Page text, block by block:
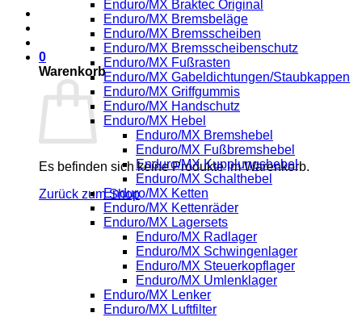
0
Warenkorb
Es befinden sich keine Produkte im Warenkorb.
Zurück zum Shop
Enduro/MX Braktec Original
Enduro/MX Bremsbeläge
Enduro/MX Bremsscheiben
Enduro/MX Bremsscheibenschutz
Enduro/MX Fußrasten
Enduro/MX Gabeldichtungen/Staubkappen
Enduro/MX Griffgummis
Enduro/MX Handschutz
Enduro/MX Hebel
Enduro/MX Bremshebel
Enduro/MX Fußbremshebel
Enduro/MX Kupplungshebel
Enduro/MX Schalthebel
Enduro/MX Ketten
Enduro/MX Kettenräder
Enduro/MX Lagersets
Enduro/MX Radlager
Enduro/MX Schwingenlager
Enduro/MX Steuerkopflager
Enduro/MX Umlenklager
Enduro/MX Lenker
Enduro/MX Luftfilter